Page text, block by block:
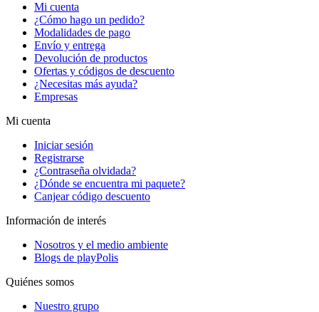
Mi cuenta
¿Cómo hago un pedido?
Modalidades de pago
Envío y entrega
Devolución de productos
Ofertas y códigos de descuento
¿Necesitas más ayuda?
Empresas
Mi cuenta
Iniciar sesión
Registrarse
¿Contraseña olvidada?
¿Dónde se encuentra mi paquete?
Canjear código descuento
Información de interés
Nosotros y el medio ambiente
Blogs de playPolis
Quiénes somos
Nuestro grupo